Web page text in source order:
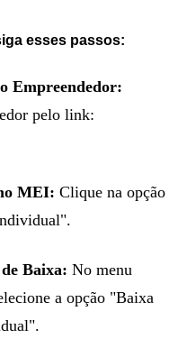
esses passos:
Empreendedor:
pelo link:
MEI: Clique na opção
Baixa: No menu
a opção "Baixa